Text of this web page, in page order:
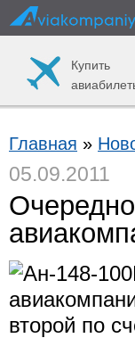
Купить
Главная »
05.09.2011
второй по